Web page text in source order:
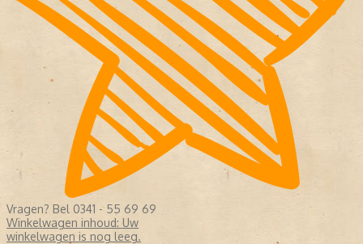
Vragen? Bel 0341 - 55 69 69
Winkelwagen inhoud: Uw
winkelwagen is nog leeg.